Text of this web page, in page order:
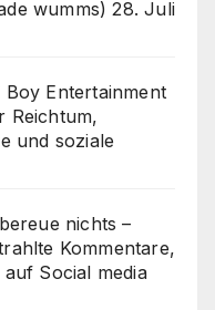
wumms) 28. Juli
Boy Entertainment
Reichtum,
und soziale
nichts –
Kommentare,
Social media